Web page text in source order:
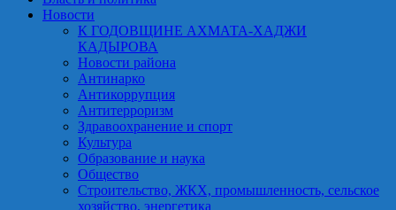
Новости
К ГОДОВЩИНЕ АХМАТА-ХАДЖИ
КАДЫРОВА
Новости района
Антинарко
Антикоррупция
Антитерроризм
Здравоохранение и спорт
Культура
Образование и наука
Общество
Строительство, ЖКХ, промышленность, сельское
хозяйство, энергетика